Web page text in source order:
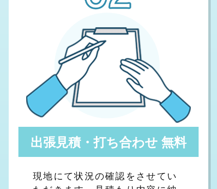
出張見積・打ち合わせ 無料
現地にて状況の確認をさせてい